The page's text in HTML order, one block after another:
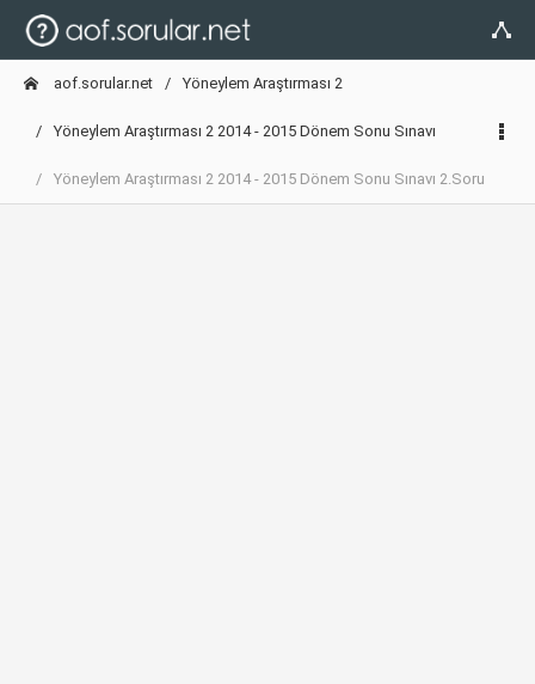
aof.sorular.net Yöneylem Araştırması 2
Yöneylem Araştırması 2 2014 - 2015 Dönem Sonu Sınavı
Yöneylem Araştırması 2 2014 - 2015 Dönem Sonu Sınavı 2.Soru